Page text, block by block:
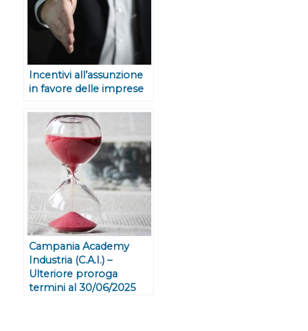
Incentivi all’assunzione
in favore delle imprese
Campania Academy
Industria (C.A.I.) –
Ulteriore proroga
termini al 30/06/2025